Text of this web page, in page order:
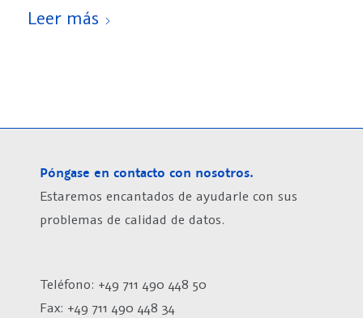
Leer más
Póngase en contacto con nosotros.
Estaremos encantados de ayudarle con sus
problemas de calidad de datos.
Teléfono: +49 711 490 448 50
Fax: +49 711 490 448 34